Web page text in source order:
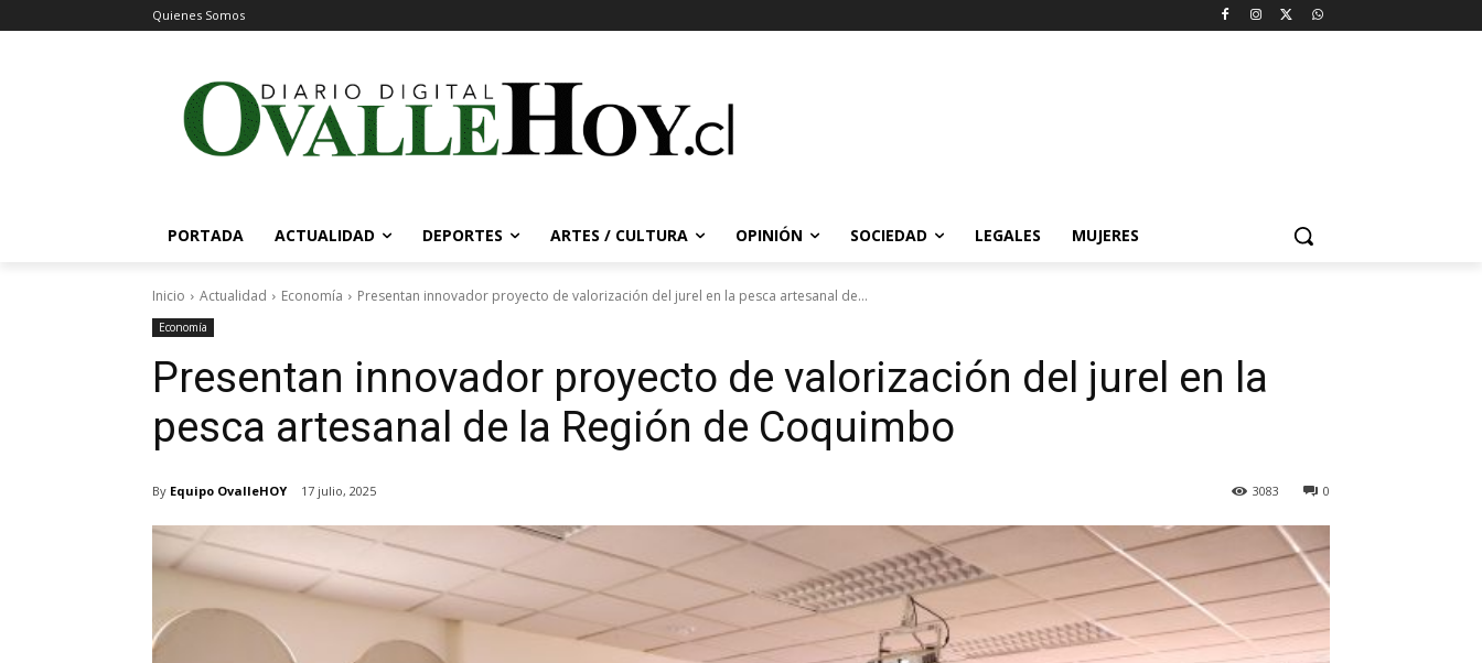
Quienes Somos
PORTADA ACTUALIDAD DEPORTES ARTES / CULTURA OPINIÓN SOCIEDAD LEGALES MUJERES
Inicio Actualidad Economía Presentan innovador proyecto de valorización del jurel en la pesca artesanal de...
Economía
Presentan innovador proyecto de valorización del jurel en la
pesca artesanal de la Región de Coquimbo
By Equipo OvalleHOY 17 julio, 2025 0
3083